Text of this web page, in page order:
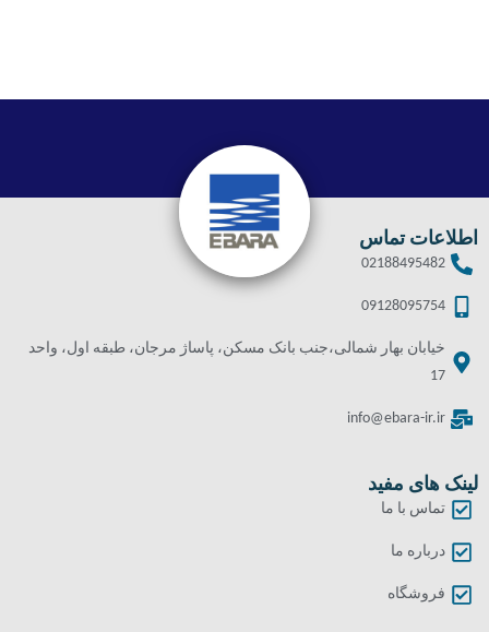
اطلاعات تماس
02188495482
09128095754
خیابان بهار شمالی،جنب بانک مسکن، پاساژ مرجان، طبقه اول، واحد
17
info@ebara-ir.ir
لینک های مفید
تماس با ما
درباره ما
فروشگاه